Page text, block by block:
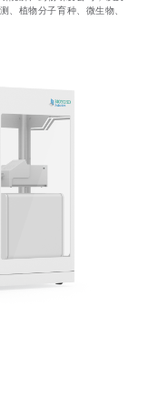
、植物分子育种、微生物、